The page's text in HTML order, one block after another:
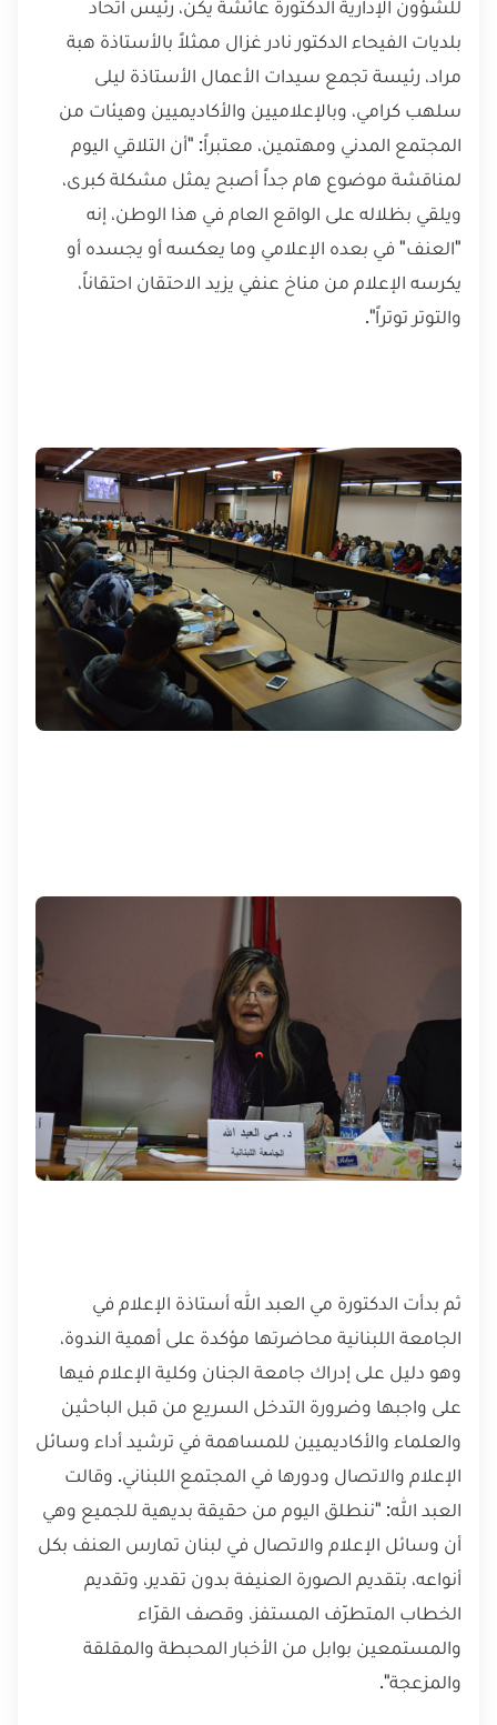
للشؤون الإدارية الدكتورة عائشة يكن، رئيس اتحاد
بلديات الفيحاء الدكتور نادر غزال ممثلاً بالأستاذة هبة
مراد، رئيسة تجمع سيدات الأعمال الأستاذة ليلى
سلهب كرامي، وبالإعلاميين والأكاديميين وهيئات من
المجتمع المدني ومهتمين، معتبراً: "أن التلاقي اليوم
لمناقشة موضوع هام جداً أصبح يمثل مشكلة كبرى،
ويلقي بظلاله على الواقع العام في هذا الوطن، إنه
"العنف" في بعده الإعلامي وما يعكسه أو يجسده أو
يكرسه الإعلام من مناخ عنفي يزيد الاحتقان احتقاناً،
والتوتر توتراً".
ثم بدأت الدكتورة مي العبد الله أستاذة الإعلام في
الجامعة اللبنانية محاضرتها مؤكدة على أهمية الندوة،
وهو دليل على إدراك جامعة الجنان وكلية الإعلام فيها
على واجبها وضرورة التدخل السريع من قبل الباحثين
والعلماء والأكاديميين للمساهمة في ترشيد أداء وسائل
الإعلام والاتصال ودورها في المجتمع اللبناني. وقالت
العبد الله: "ننطلق اليوم من حقيقة بديهية للجميع وهي
أن وسائل الإعلام والاتصال في لبنان تمارس العنف بكل
أنواعه، بتقديم الصورة العنيفة بدون تقدير، وتقديم
الخطاب المتطرّف المستفز، وقصف القرّاء
والمستمعين بوابل من الأخبار المحبطة والمقلقة
والمزعجة".